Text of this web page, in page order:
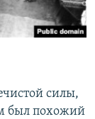
силы,
был похожий